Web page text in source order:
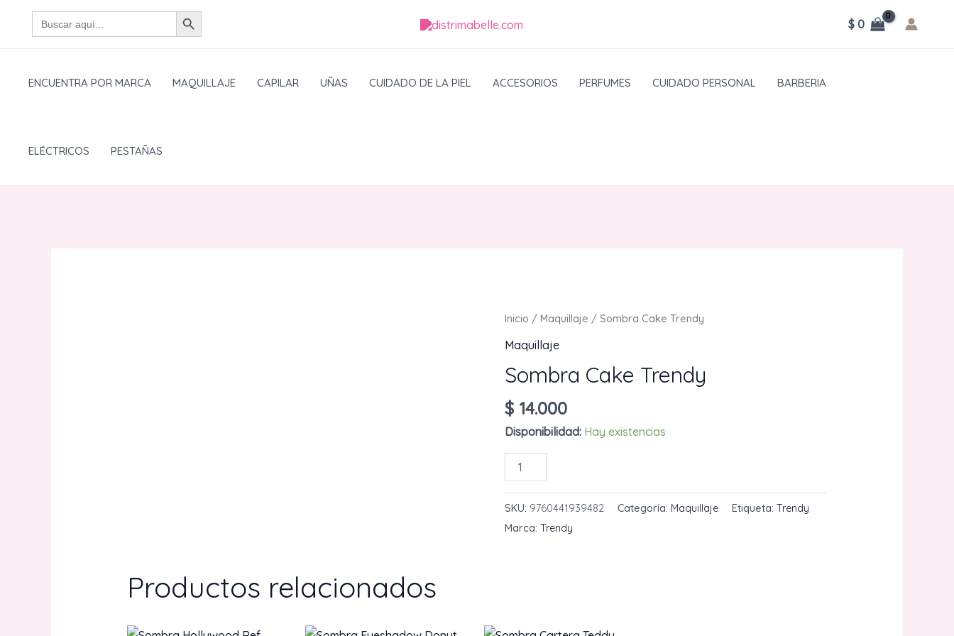
Buscar: BOTÓN DE BÚSQUEDA
$0
ENCUENTRA POR MARCA MAQUILLAJE CAPILAR UÑAS CUIDADO DE LA PIEL ACCESORIOS PERFUMES CUIDADO PERSONAL BARBERIA
ELÉCTRICOS PESTAÑAS
Inicio /Maquillaje / Sombra Cake Trendy
Maquillaje
Sombra Cake Trendy
$ 14.000
Disponibilidad: Hay existencias
Sombra
Cake
Trendy
cantidad
SKU: 9760441939482 Categoría: Maquillaje Etiqueta:Trendy
Marca:Trendy
Productos relacionados